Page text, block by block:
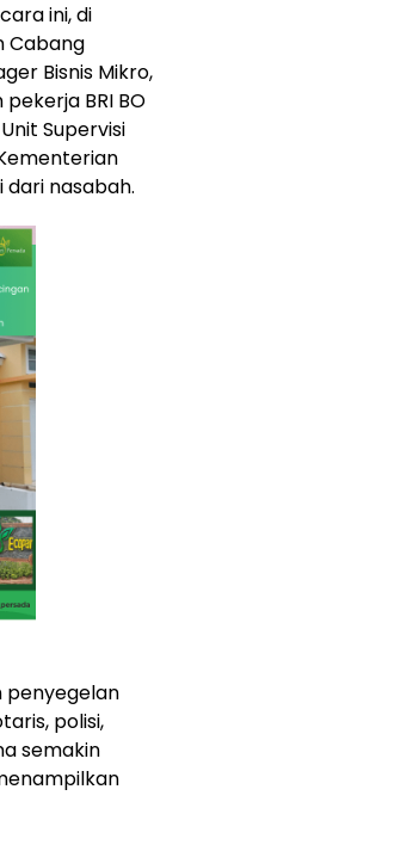
ini, di
Cabang
Bisnis Mikro,
BRI BO
Supervisi
dari nasabah.
penyegelan
polisi,
semakin